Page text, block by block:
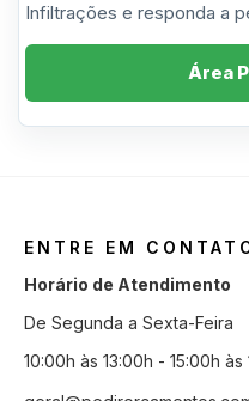
Infiltrações e responda a
Área
ENTRE EM
Horário de Atendimento
De Segunda a Sexta-Feira
10:00h às 13:00h - 15:00h às